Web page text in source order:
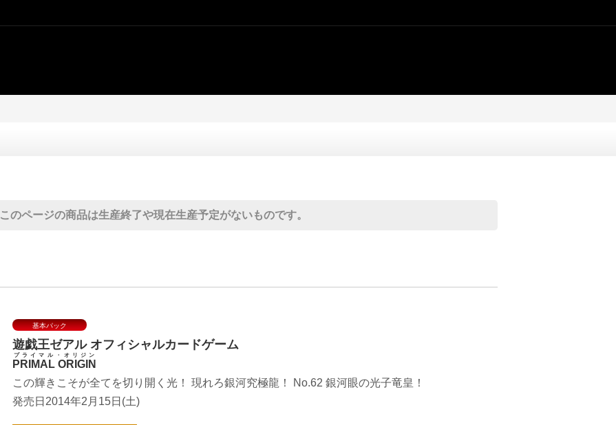
このページの商品は生産終了や現在生産予定がないものです。
基本パック
遊戯王ゼアル オフィシャルカードゲーム
PRIMAL ORIGIN
プライマル・オリジン
この輝きこそが全てを切り開く光！ 現れろ銀河究極龍！ No.62 銀河眼の光子竜皇！
2014年2月15日(土)